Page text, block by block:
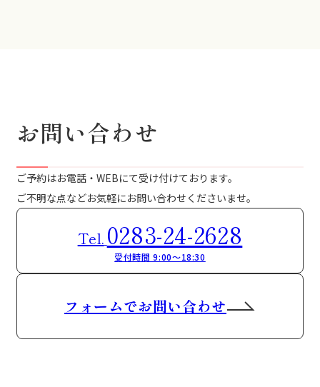
お問い合わせ
ご予約はお電話・WEBにて受け付けております。
ご不明な点などお気軽にお問い合わせくださいませ。
Tel. 0283-24-2628
受付時間 9:00～18:30
フォームでお問い合わせ